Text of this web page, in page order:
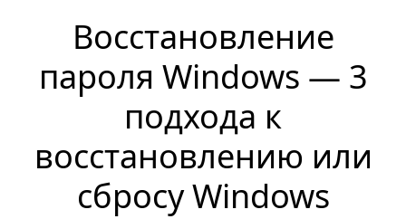
Восстановление
пароля Windows — 3
подхода к
восстановлению или
сбросу Windows